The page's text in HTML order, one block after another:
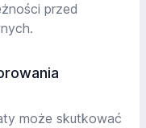
przed
może skutkować